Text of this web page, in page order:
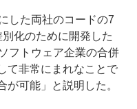
した両社のコードの7
化のために開発した
フトウェア企業の合併
て非常にまれなことで
可能」と説明した。